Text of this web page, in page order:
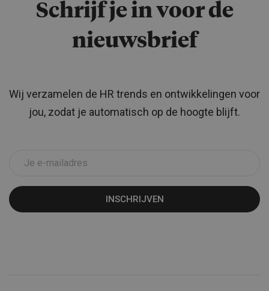
Schrijf je in voor de
nieuwsbrief
Wij verzamelen de HR trends en ontwikkelingen voor
jou, zodat je automatisch op de hoogte blijft.